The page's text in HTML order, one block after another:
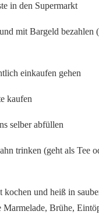
in den Supermarkt
mit Bargeld bezahlen
einkaufen gehen
kaufen
selber abfüllen
trinken (geht als Tee
kochen und heiß in
Marmelade, Brühe,